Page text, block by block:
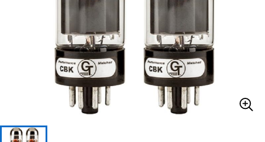
管楽器 その他楽器
アンプ エフェクター